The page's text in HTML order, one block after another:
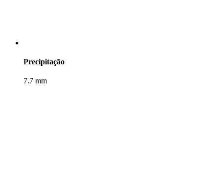
Precipitação
7.7 mm